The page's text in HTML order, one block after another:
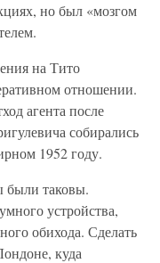
но был «мозгом
на Тито
отношении.
агента после
собирались
1952 году.
были таковы.
устройства,
обихода. Сделать
куда